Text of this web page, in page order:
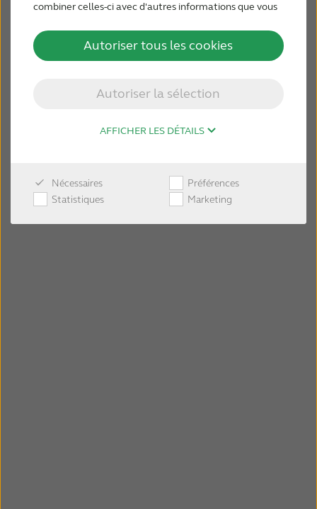
combiner celles-ci avec d'autres informations que vous
utilisation de leurs services.
Autoriser la sélection
Autoriser tous les cookies
AFFICHER LES DÉTAILS
Nécessaires
Préférences
Statistiques
Marketing